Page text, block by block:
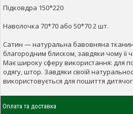
Підковдра 150*220
Наволочка 70*70 або 50*70 2 шт.
Сатин — натуральна бавовняна
благородним блиском, завдяки чому
Має широку сферу використання: для
одягу, штор. Завдяки своїй
використовується для пошиття
Оплата та доставка